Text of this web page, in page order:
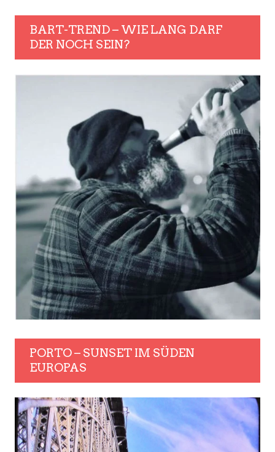
BART-TREND – WIE LANG DARF
DER NOCH SEIN?
PORTO – SUNSET IM SÜDEN
EUROPAS